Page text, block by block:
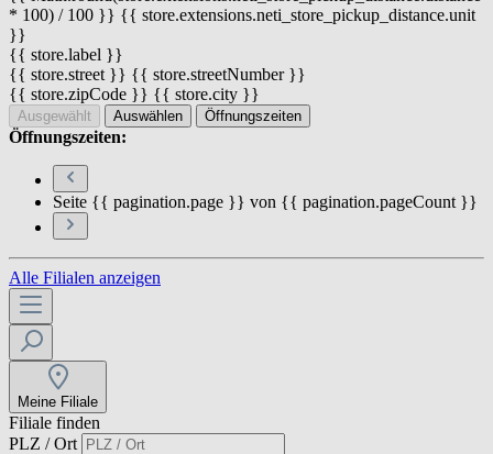
* 100) / 100 }} {{ store.extensions.neti_store_pickup_distance.unit
}}
{{ store.label }}
{{ store.street }} {{ store.streetNumber }}
{{ store.zipCode }} {{ store.city }}
Ausgewählt Auswählen Öffnungszeiten
Öffnungszeiten:
Seite {{ pagination.page }} von {{ pagination.pageCount }}
Alle Filialen anzeigen
Meine Filiale
Filiale finden
PLZ / Ort